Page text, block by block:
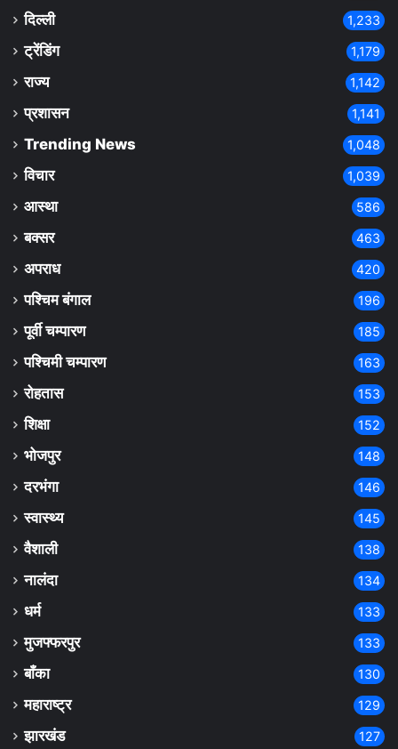
दिल्ली 1,233
ट्रेंडिंग 1,179
राज्य 1,142
प्रशासन 1,141
Trending News 1,048
विचार 1,039
आस्था 586
बक्सर 463
अपराध 420
पश्चिम बंगाल 196
पूर्वी चम्पारण 185
पश्चिमी चम्पारण 163
रोहतास 153
शिक्षा 152
भोजपुर 148
दरभंगा 146
स्वास्थ्य 145
वैशाली 138
नालंदा 134
धर्म 133
मुजफ्फरपुर 133
बाँका 130
महाराष्ट्र 129
झारखंड 127